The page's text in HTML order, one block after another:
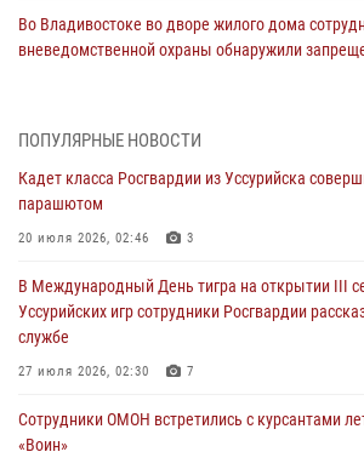
Во Владивостоке во дворе жилого дома
вневедомственной охраны обнаружили
В День Крещения Руси в Князь-Владимирском
ходом
28 июля 2026, 10:29
посвященном Дню Крещения Руси
28 июля 2026, 05:39 3
В Международный День тигра на открытии III
службе
ПОПУЛЯРНЫЕ НОВОСТИ
Кадет класса Росгвардии из Уссурийска
парашютом
20 июля 2026, 02:46 3
В Международный День тигра на открытии III
Уссурийских игр сотрудники Росгвардии
службе
27 июля 2026, 02:30 7
Сотрудники ОМОН встретились с курсантами
«Воин»